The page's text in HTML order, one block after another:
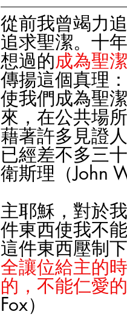
從前我曾竭力
追求聖潔。十
想過的成為聖
傳揚這個真理
使我們成為聖
來，在公共場
藉著許多見證
已經差不多三
衛斯理（John
主耶穌，對於
件東西使我不
這件東西壓制
全讓位給主的
的，不能仁愛
Fox）